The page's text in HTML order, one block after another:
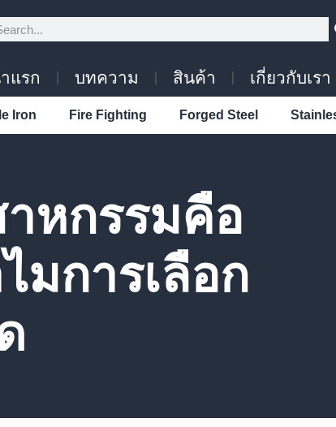
แรก บทความ สินค้า เกี่ยวกับเรา
Iron Fire Fighting Forged Steel
หกรรมคือ
มการเลือก